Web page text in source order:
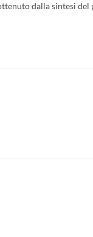
dalla sintesi del